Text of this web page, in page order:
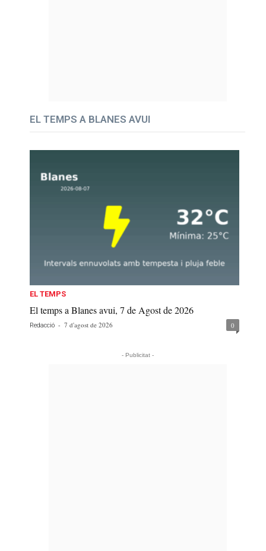
EL TEMPS A BLANES AVUI
EL TEMPS
El temps a Blanes avui, 7 de Agost de 2026
Redacció - 7 d'agost de 2026 0
- Publicitat -